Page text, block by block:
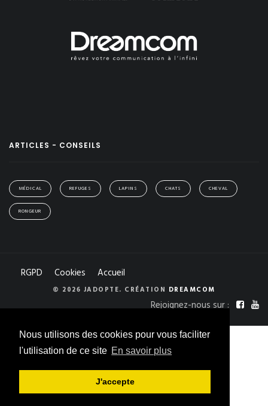
Nous utilisons des cookies pour vous faciliter
l'utilisation de ce site En savoir plus
J'accepte
ARTICLES - CONSEILS
MÉDICAL REFUGES LAPINS CHATS CHEVAL
RONGEUR
RGPD Cookies Accueil
© 2026 JADOPTE. CRÉATION DREAMCOM
Rejoignez-nous sur :